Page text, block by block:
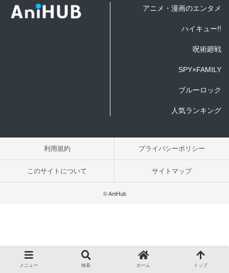
アニメ・漫画のエンタメ
ハイキュー!!
呪術廻戦
SPY×FAMILY
ブルーロック
人気ランキング
利用規約 プライバシーポリシー
このサイトについて サイトマップ
© AniHub
メニュー 検索 ホーム トップ